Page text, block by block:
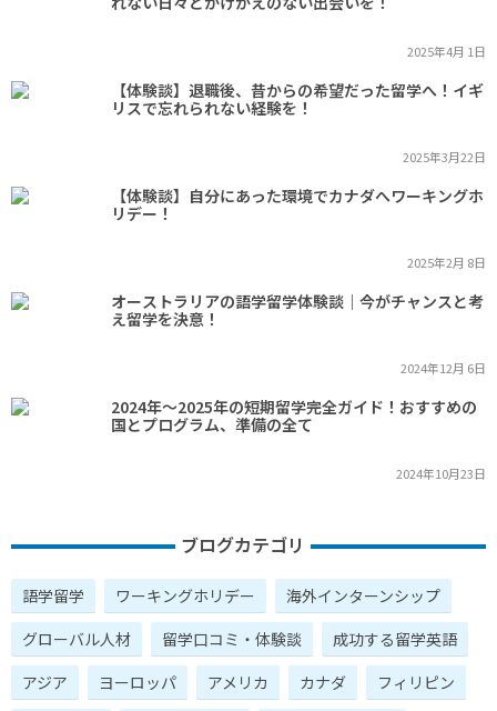
2025年4月 1日
【体験談】退職後、昔からの希望だった留学へ！イギ
リスで忘れられない経験を！
2025年3月22日
【体験談】自分にあった環境でカナダへワーキングホ
リデー！
2025年2月 8日
オーストラリアの語学留学体験談｜今がチャンスと考
え留学を決意！
2024年12月 6日
2024年～2025年の短期留学完全ガイド！おすすめの
国とプログラム、準備の全て
2024年10月23日
ブログカテゴリ
語学留学 ワーキングホリデー
海外インターンシップ
グローバル人材
留学口コミ・体験談
成功する留学英語
アジア
ヨーロッパ アメリカ カナダ
フィリピン